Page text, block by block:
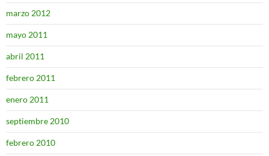
marzo 2012
mayo 2011
abril 2011
febrero 2011
enero 2011
septiembre 2010
febrero 2010